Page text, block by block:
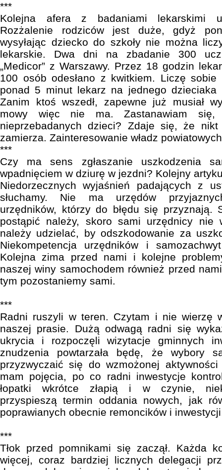
***
Kolejna afera z badaniami lekarskimi
Rozżalenie rodziców jest duże, gdyż
wysyłając dziecko do szkoły nie można
lekarskie. Dwa dni na zbadanie 300
„Medicor” z Warszawy. Przez 18 godzin
100 osób odesłano z kwitkiem. Liczę
ponad 5 minut lekarz na jednego dzieciaka
Zanim ktoś wszedł, zapewne już musiał
mowy więc nie ma. Zastanawiam
nieprzebadanych dzieci? Zdaje się, że
zamierza. Zainteresowanie władz
***
Czy ma sens zgłaszanie uszkodzenia
wpadnięciem w dziurę w jezdni? Kolejny
Niedorzecznych wyjaśnień padających z
słuchamy. Nie ma urzędów
urzędników, którzy do błędu się przyznają.
postąpić należy, skoro sami urzędnicy nie
należy udzielać, by odszkodowanie za
Niekompetencja urzędników i
Kolejna zima przed nami i kolejne
naszej winy samochodem również przed
tym pozostaniemy sami.
***
Radni ruszyli w teren. Czytam i nie wierzę
naszej prasie. Dużą odwagą radni się
ukrycia i rozpoczęli wizytacje gminnych
znudzenia powtarzała będę, że wybory
przyzwyczaić się do wzmożonej
mam pojęcia, po co radni inwestycje
łopatki wkrótce złapią i w czynie,
przyspieszą termin oddania nowych, jak
poprawianych obecnie remoncików i
***
Tłok przed pomnikami się zaczął. Każda
więcej, coraz bardziej licznych delegacji